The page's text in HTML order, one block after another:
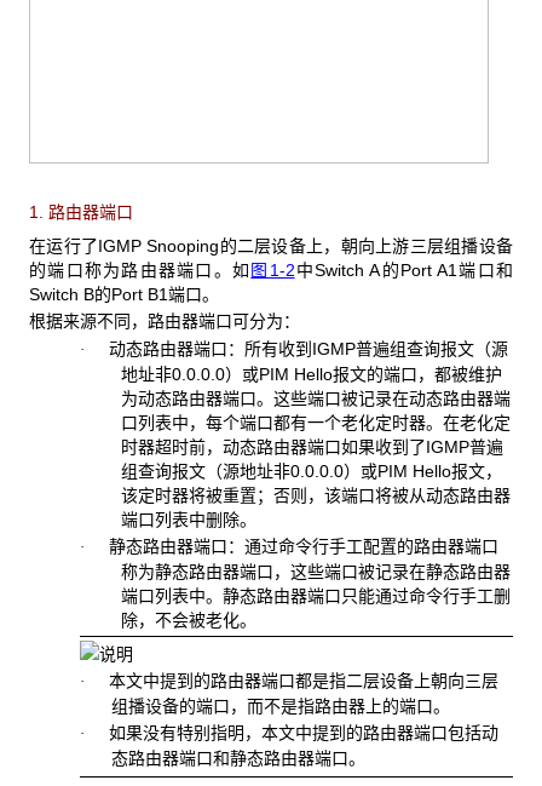
1. 路由器端口
在运行了IGMP Snooping的二层设备上，朝向上游三层组播设备
的端口称为路由器端口。如图1-2中Switch A的Port A1端口和
Switch B的Port B1端口。
根据来源不同，路由器端口可分为：
· 动态路由器端口：所有收到IGMP普遍组查询报文（源
地址非0.0.0.0）或PIM Hello报文的端口，都被维护
为动态路由器端口。这些端口被记录在动态路由器端
口列表中，每个端口都有一个老化定时器。在老化定
时器超时前，动态路由器端口如果收到了IGMP普遍
组查询报文（源地址非0.0.0.0）或PIM Hello报文，
该定时器将被重置；否则，该端口将被从动态路由器
端口列表中删除。
· 静态路由器端口：通过命令行手工配置的路由器端口
称为静态路由器端口，这些端口被记录在静态路由器
端口列表中。静态路由器端口只能通过命令行手工删
除，不会被老化。
· 本文中提到的路由器端口都是指二层设备上朝向三层
组播设备的端口，而不是指路由器上的端口。
· 如果没有特别指明，本文中提到的路由器端口包括动
态路由器端口和静态路由器端口。